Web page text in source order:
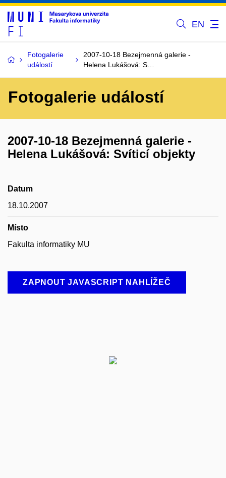
EN
Fotogalerie
událostí
2007-10-18 Bezejmenná galerie -
Helena Lukášová: S…
Fotogalerie událostí
2007-10-18 Bezejmenná galerie -
Helena Lukášová: Svíticí objekty
Datum
18.10.2007
Místo
Fakulta informatiky MU
ZAPNOUT JAVASCRIPT NAHLÍŽEČ